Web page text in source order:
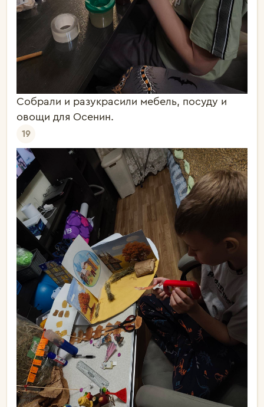
Собрали и разукрасили мебель, посуду и
овощи для Осенин.
19